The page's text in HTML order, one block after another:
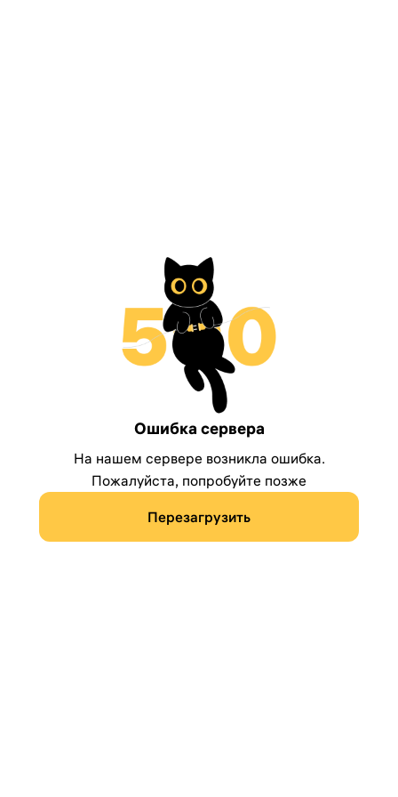
Ошибка сервера
На нашем сервере возникла ошибка.
Пожалуйста, попробуйте позже
Перезагрузить